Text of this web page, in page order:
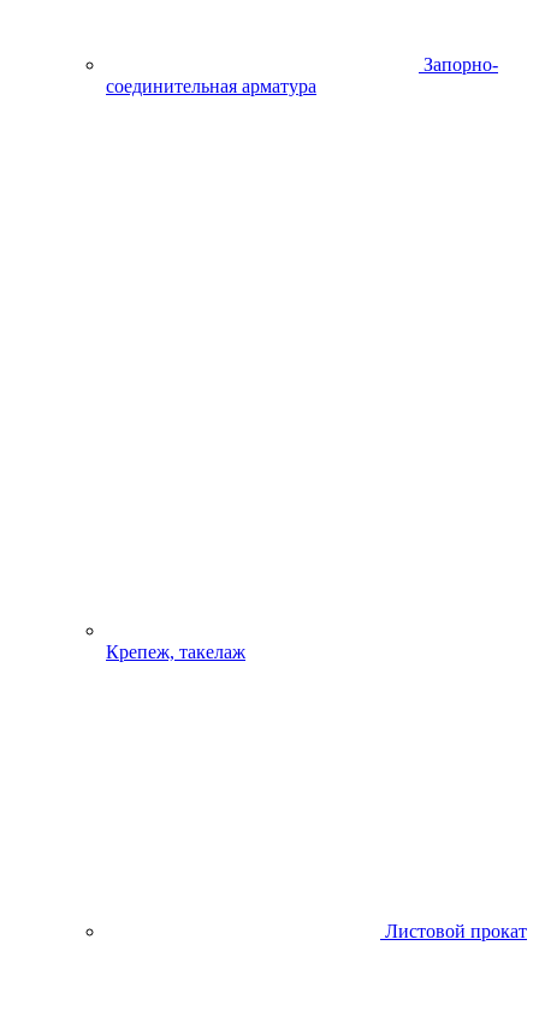
Запорно-
соединительная арматура
Крепеж, такелаж
Листовой прокат